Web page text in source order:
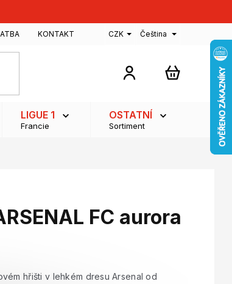
KONTAKT CZK Čeština
NÁKUPNÍ
LIGUE 1
Francie
OSTATNÍ
Sortiment
FC aurora
hřišti v lehkém dresu Arsenal od